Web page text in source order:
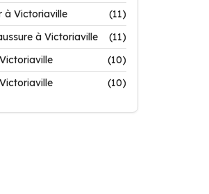
à Victoriaville
(11)
à Victoriaville
(11)
(10)
(10)